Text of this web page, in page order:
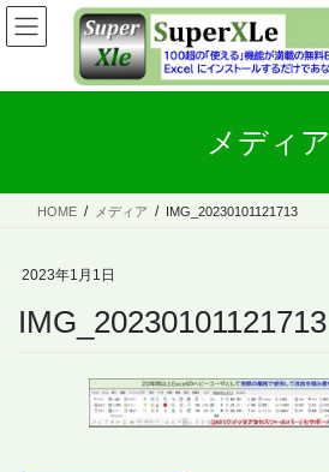
コ
ン
ナ
ビ
メディア
HOME メディア IMG_20230101121713
2023年1月1日
IMG_20230101121713